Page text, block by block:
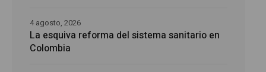
La esquiva reforma del sistema sanitario en
Colombia
4 agosto, 2026